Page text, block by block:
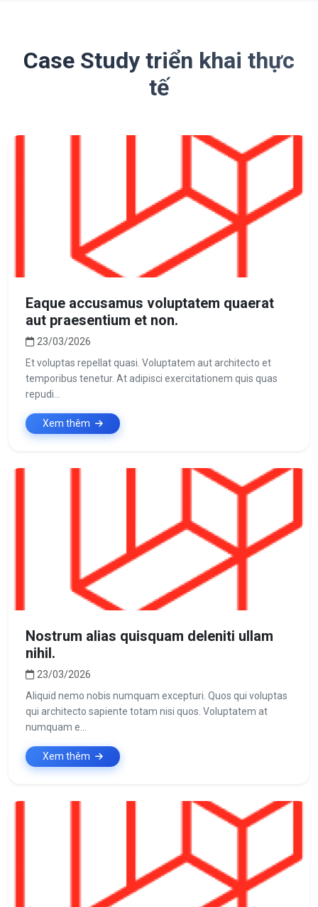
Case Study triển khai thực
tế
Eaque accusamus voluptatem quaerat
aut praesentium et non.
23/03/2026
Et voluptas repellat quasi. Voluptatem aut architecto et
temporibus tenetur. At adipisci exercitationem quis quas
repudi...
Xem thêm
Nostrum alias quisquam deleniti ullam
nihil.
23/03/2026
Aliquid nemo nobis numquam excepturi. Quos qui voluptas
qui architecto sapiente totam nisi quos. Voluptatem at
numquam e...
Xem thêm